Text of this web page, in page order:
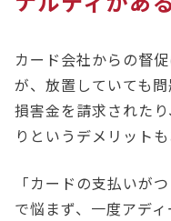
カード会社からの督
が、放置していても
損害金を請求された
りというデメリットも
「カードの支払いが
で悩まず、一度アデ